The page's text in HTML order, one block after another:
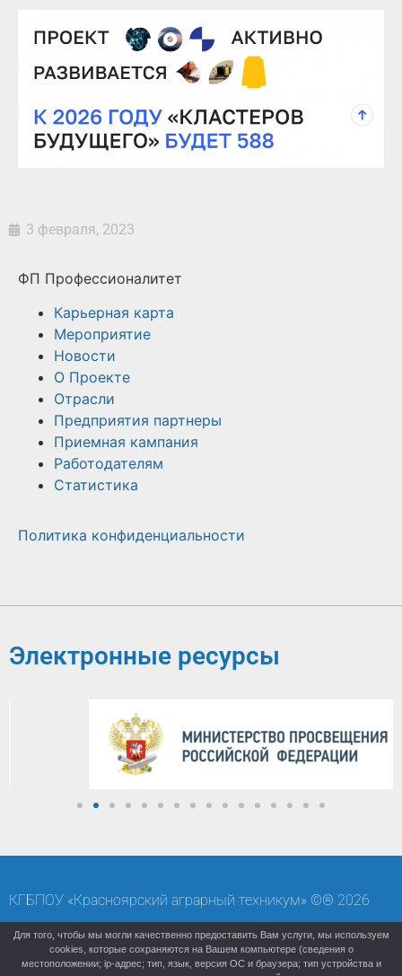
3 февраля, 2023
ФП Профессионалитет
Карьерная карта
Мероприятие
Новости
О Проекте
Отрасли
Предприятия партнеры
Приемная кампания
Работодателям
Статистика
Политика конфиденциальности
Электронные ресурсы
КГБПОУ «Красноярский аграрный техникум» ©® 2026
Карта сайта Старая версия (архивный сайт)
Для того, чтобы мы могли качественно предоставить Вам услуги, мы используем
cookies, которые сохраняются на Вашем компьютере (сведения о
местоположении; ip-адрес; тип, язык, версия ОС и браузера; тип устройства и